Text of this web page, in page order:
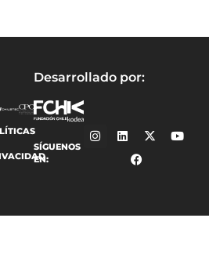
Desarrollado por:
SÍGUENOS
EN: